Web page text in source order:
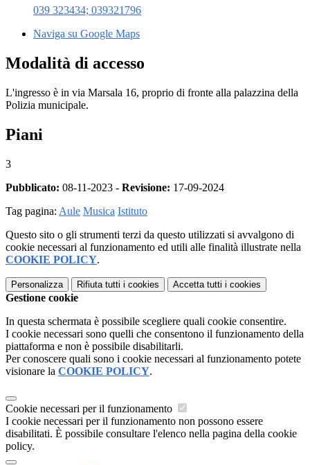
039 323434; 039321796
Naviga su Google Maps
Modalità di accesso
L'ingresso è in via Marsala 16, proprio di fronte alla palazzina della
Polizia municipale.
Piani
3
Pubblicato: 08-11-2023 - Revisione: 17-09-2024
Tag pagina: Aule Musica Istituto
Questo sito o gli strumenti terzi da questo utilizzati si avvalgono di
cookie necessari al funzionamento ed utili alle finalità illustrate nella
COOKIE POLICY.
Personalizza Rifiuta tutti i cookies Accetta tutti i cookies
Gestione cookie
In questa schermata è possibile scegliere quali cookie consentire.
I cookie necessari sono quelli che consentono il funzionamento della
piattaforma e non è possibile disabilitarli.
Per conoscere quali sono i cookie necessari al funzionamento potete
visionare la COOKIE POLICY.
Cookie necessari per il funzionamento
I cookie necessari per il funzionamento non possono essere
disabilitati. È possibile consultare l'elenco nella pagina della cookie
policy.